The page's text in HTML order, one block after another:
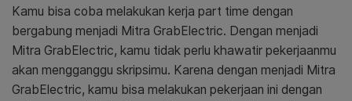
Kamu bisa coba melakukan kerja part time dengan
bergabung menjadi Mitra GrabElectric. Dengan menjadi
Mitra GrabElectric, kamu tidak perlu khawatir pekerjaanmu
akan mengganggu skripsimu. Karena dengan menjadi Mitra
GrabElectric, kamu bisa melakukan pekerjaan ini dengan